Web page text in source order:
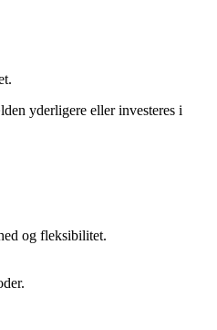
yderligere eller investeres i
og fleksibilitet.